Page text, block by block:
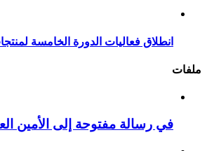
انطلاق فعاليات الدورة الخامسة
ملفات
في رسالة مفتوحة إلى الأمين